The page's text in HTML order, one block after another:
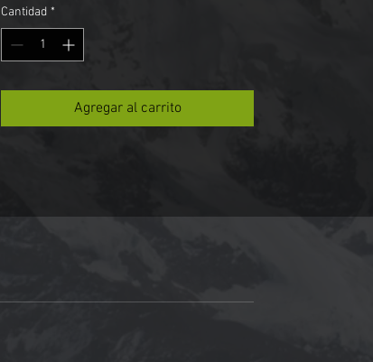
para asegurar material o manejo
de carga, gracias a su rosca
completamente seguro, facil de
Cantidad *
Agregar al carrito